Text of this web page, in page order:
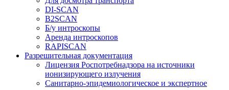
DI-SCAN
B2SCAN
Б/у интроскопы
Аренда интроскопов
RAPISCAN
Разрешительная документация
Лицензия Роспотребнадзора на источники
ионизирующего излучения
Санитарно-эпидемиологическое и экспертное